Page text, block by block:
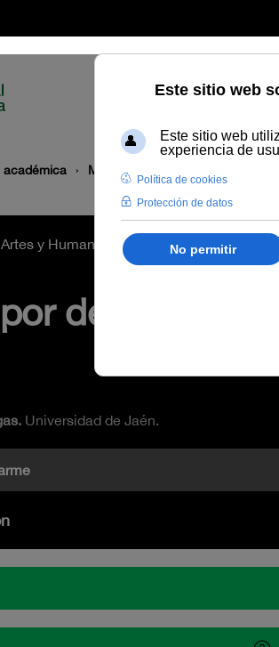
académica Modalidad
Artes y Humanidades B207
dentro
Universidad de Jaén.